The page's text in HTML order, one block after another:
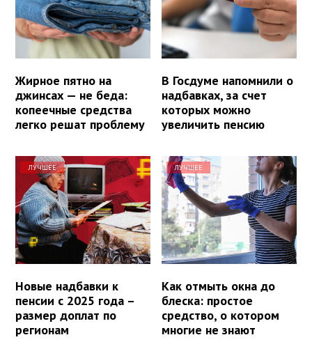
Жирное пятно на
джинсах — не беда:
копеечные средства
легко решат проблему
В Госдуме напомнили о
надбавках, за счет
которых можно
увеличить пенсию
ЛУЧШЕЕ
Новые надбавки к
пенсии с 2025 года –
размер доплат по
регионам
ЛУЧШЕЕ
Как отмыть окна до
блеска: простое
средство, о котором
многие не знают